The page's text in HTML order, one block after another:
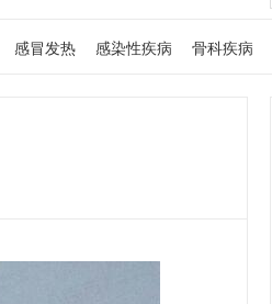
感冒发热 感染性疾病 骨科疾病